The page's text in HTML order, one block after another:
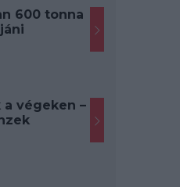
600 tonna
végeken –